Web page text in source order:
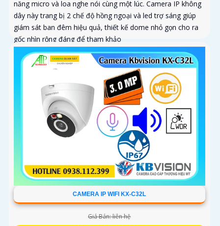
năng micro và loa nghe nói cùng một lúc. Camera IP không
dây này trang bị 2 chế độ hồng ngoại và led trợ sáng giúp
giám sát ban đêm hiệu quả, thiết kế dome nhỏ gọn cho ra
gốc nhìn rộng đáng để tham khảo
CAMERA IP WIFI KX-C32L
Giá Bán: liên hệ